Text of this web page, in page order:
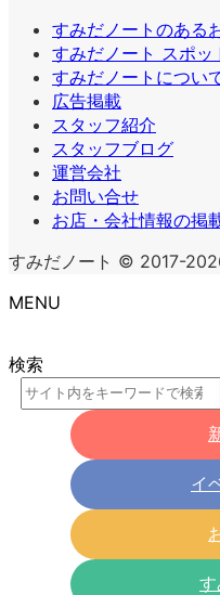
すみだノートのある
すみだノート スポッ
すみだノートについ
広告掲載
スタッフ紹介
スタッフブログ
運営会社
お問い合せ
お店・会社情報の掲
すみだノート © 2017-
MENU
検索
イ